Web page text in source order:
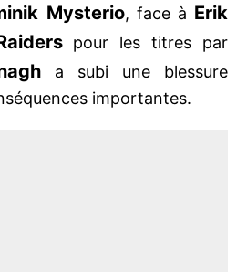
Mysterio, face à Erik
pour les titres par
a subi une blessure
importantes.